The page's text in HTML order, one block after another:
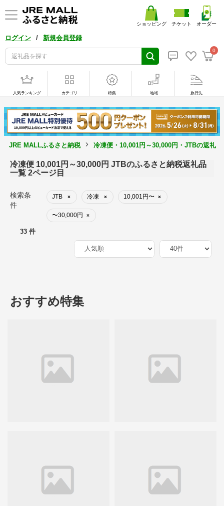
ログイン / 新規会員登録
0
ショッピング チケット オーダー
人気ランキング カテゴリ 特集 地域 旅行先
JRE MALLふるさと納税 冷凍便・10,001円～30,000円・JTBの返礼品
冷凍便 10,001円～30,000円 JTBのふるさと納税返礼品
一覧 2ページ目
検索条
件
JTB × 冷凍 × 10,001円〜 ×
〜30,000円 ×
33 件
おすすめ特集